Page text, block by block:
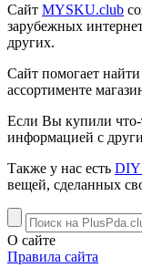
Сайт MYSKU.club
зарубежных
других.
Сайт помогает
ассортименте
Если Вы купили что-
информацией с
Также у нас есть DIY
вещей, сделанных
О сайте
Правила сайта